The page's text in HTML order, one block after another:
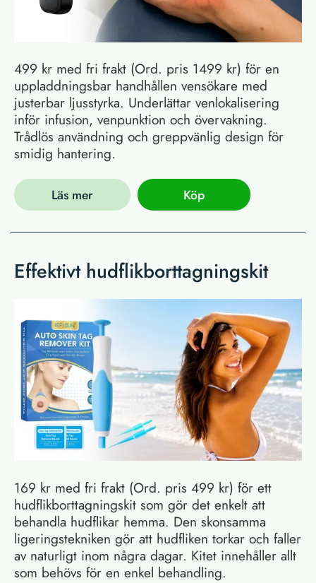
499 kr med fri frakt (Ord. pris 1499 kr) för en
uppladdningsbar handhållen vensökare med
justerbar ljusstyrka. Underlättar venlokalisering
inför infusion, venpunktion och övervakning.
Trådlös användning och greppvänlig design för
smidig hantering.
Läs mer Köp
Effektivt hudflikborttagningskit
169 kr med fri frakt (Ord. pris 499 kr) för ett
hudflikborttagningskit som gör det enkelt att
behandla hudflikar hemma. Den skonsamma
ligeringstekniken gör att hudfliken torkar och faller
av naturligt inom några dagar. Kitet innehåller allt
som behövs för en enkel behandling.